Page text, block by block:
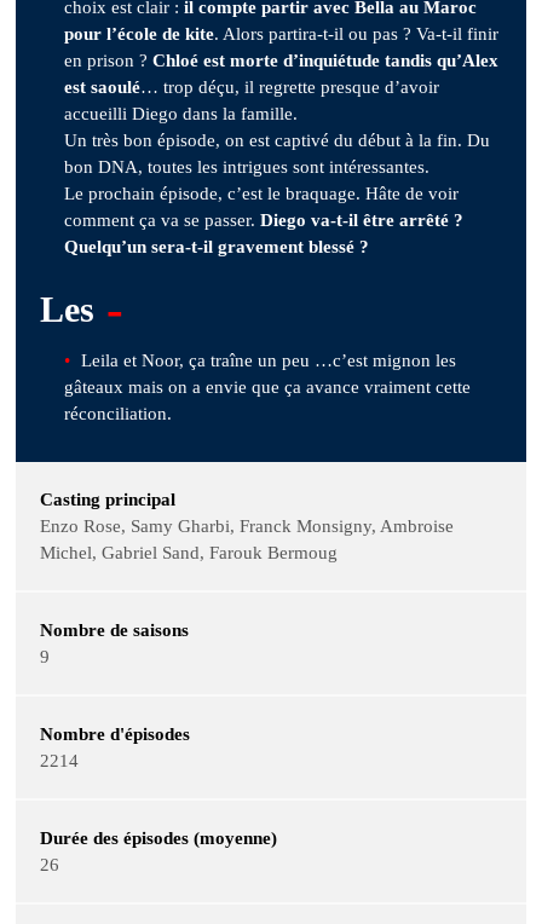
choix est clair :il compte partir avec Bella au Maroc
pour l’école de kite. Alors partira-t-il ou pas ? Va-t-il finir
en prison ?Chloé est morte d’inquiétude tandis qu’Alex
est saoulé… trop déçu, il regrette presque d’avoir
accueilli Diego dans la famille.
Un très bon épisode, on est captivé du début à la fin. Du
bon DNA, toutes les intrigues sont intéressantes.
Le prochain épisode, c’est le braquage. Hâte de voir
comment ça va se passer.Diego va-t-il être arrêté ?
Quelqu’un sera-t-il gravement blessé ?
Les -
Leila et Noor, ça traîne un peu …c’est mignon les
gâteaux mais on a envie que ça avance vraiment cette
réconciliation.
Casting principal
Enzo Rose, Samy Gharbi, Franck Monsigny, Ambroise
Michel, Gabriel Sand, Farouk Bermoug
Nombre de saisons
9
Nombre d'épisodes
2214
Durée des épisodes (moyenne)
26